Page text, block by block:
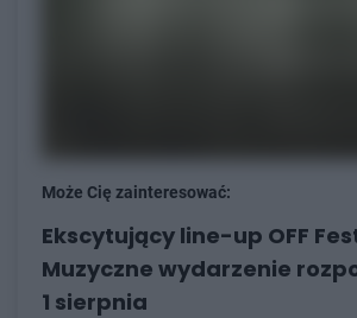
Może Cię zainteresować:
Ekscytujący line-up OFF
Muzyczne wydarzenie
1 sierpnia